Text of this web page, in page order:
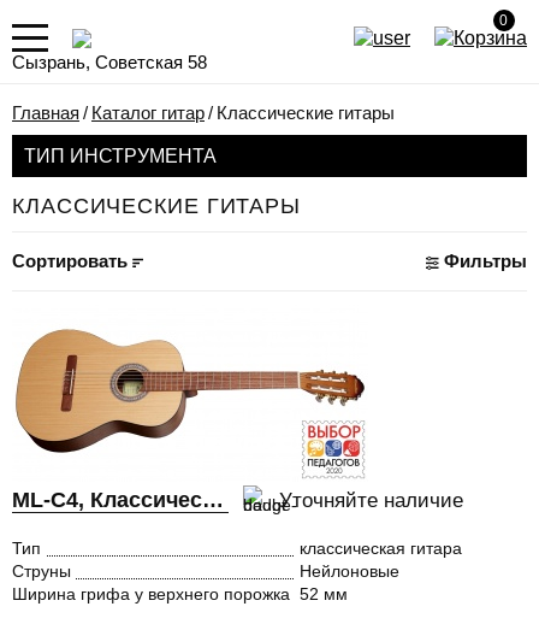
0
Сызрань, Советская 58
Главная / Каталог гитар/ Классические гитары
КЛАССИЧЕСКИЕ ГИТАРЫ
ТИП ИНСТРУМЕНТА
Сортировать Фильтры
ML-C4, Классическая гитара, MiLena Music® (МиЛена Мьюзик) Уточняйте наличие
Тип
классическая гитара
Струны
Нейлоновые
Ширина грифа у верхнего порожка 52 мм